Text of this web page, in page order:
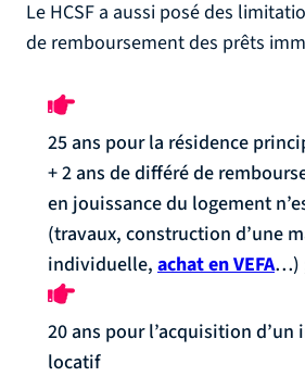
Le HCSF a aussi posé des
de remboursement des prêts
25 ans pour la résidence
+ 2 ans de différé de
en jouissance du logement
(travaux, construction d’une
individuelle, achat en VEFA…)
20 ans pour l’acquisition
locatif